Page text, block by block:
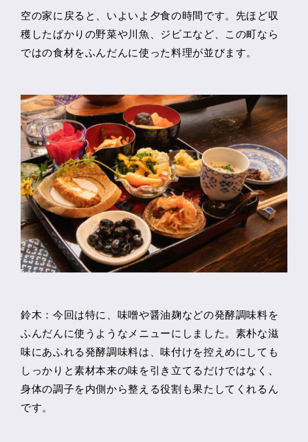
空の家に戻ると、いよいよ夕食の時間です。先ほど収
穫したばかりの野菜や川魚、ジビエなど、この町なら
ではの食材をふんだんに使った料理が並びます。
鈴木：今回は特に、味噌や醤油麹などの発酵調味料を
ふんだんに使うようなメニューにしました。素朴な滋
味にあふれる発酵調味料は、味付けを控えめにしても
しっかりと素材本来の味を引き立てるだけではなく、
身体の調子を内側から整える役割も果たしてくれるん
です。